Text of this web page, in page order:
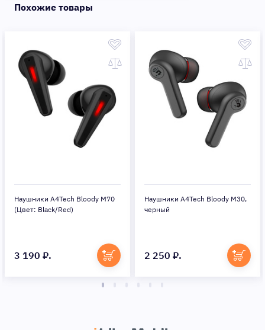
Похожие товары
Наушники A4Tech Bloody M70
(Цвет: Black/Red)
3 190 ₽.
Наушники A4Tech Bloody M30,
черный
2 250 ₽.